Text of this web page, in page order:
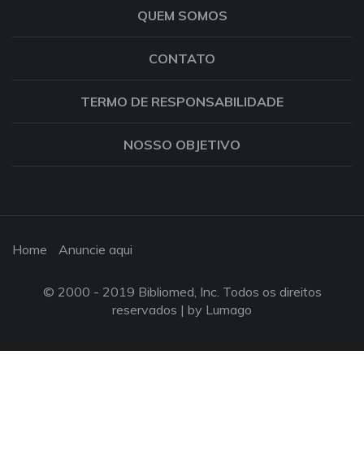
QUEM SOMOS
CONTATO
TERMO DE RESPONSABILIDADE
NOSSO OBJETIVO
Home Anuncie aqui
© 2000 - 2019 Bibliomed, Inc. Todos os direitos
reservados | by Lumago